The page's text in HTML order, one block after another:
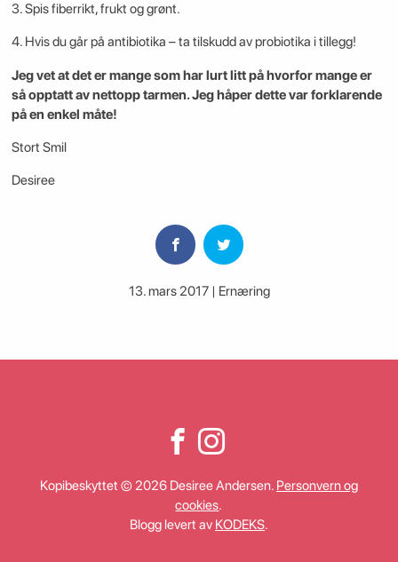
3. Spis fiberrikt, frukt og grønt.
4. Hvis du går på antibiotika – ta tilskudd av probiotika i tillegg!
Jeg vet at det er mange som har lurt litt på hvorfor mange er
så opptatt av nettopp tarmen. Jeg håper dette var forklarende
på en enkel måte!
Stort Smil
Desiree
13. mars 2017 | Ernæring
Kopibeskyttet © 2026 Desiree Andersen. Personvern og
cookies.
Blogg levert av KODEKS.